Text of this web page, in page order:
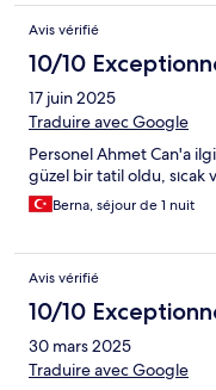
Avis vérifié
10/10
17 juin 2025
Traduire avec Google
Personel Ahmet Can'a
güzel bir tatil oldu,
Berna, séjour de 1 nuit
Avis vérifié
10/10
30 mars 2025
Traduire avec Google